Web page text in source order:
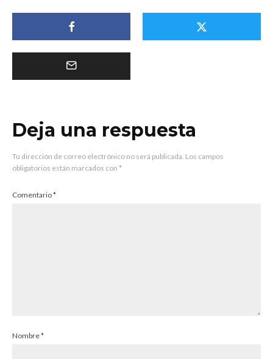
Deja una respuesta
Tu dirección de correo electrónico no será publicada. Los campos
obligatorios están marcados con *
Comentario*
Nombre*